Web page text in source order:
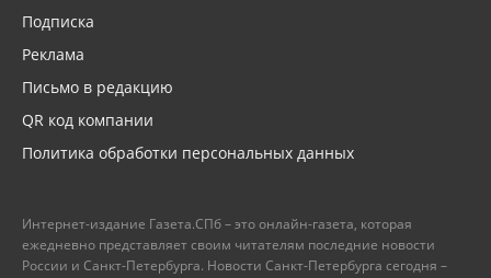
Подписка
Реклама
Письмо в редакцию
QR код компании
Политика обработки персональных данных
Интернет-издание Газета.СПб – это онлайн-газета, которая
ежедневно представляет своим читателям последние новости
России и Санкт-Петербурга. Новости Санкт-Петербурга сегодня –